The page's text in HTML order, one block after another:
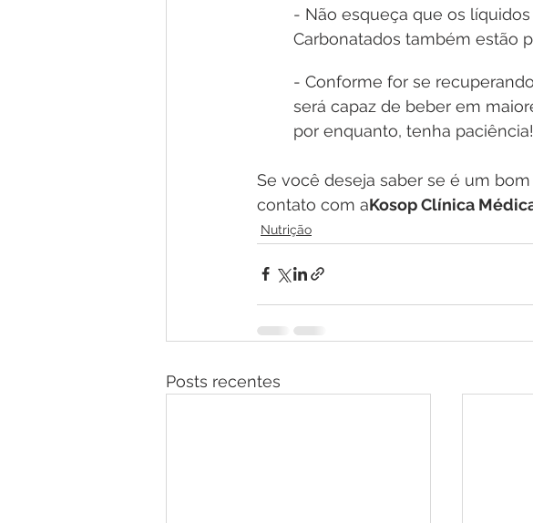
- Não esqueça que os
Carbonatados também estão
- Conforme for se
será capaz de beber em
por enquanto, tenha paciência!
Se você deseja saber se é um
contato com aKosop Clínica
Nutrição
Posts recentes